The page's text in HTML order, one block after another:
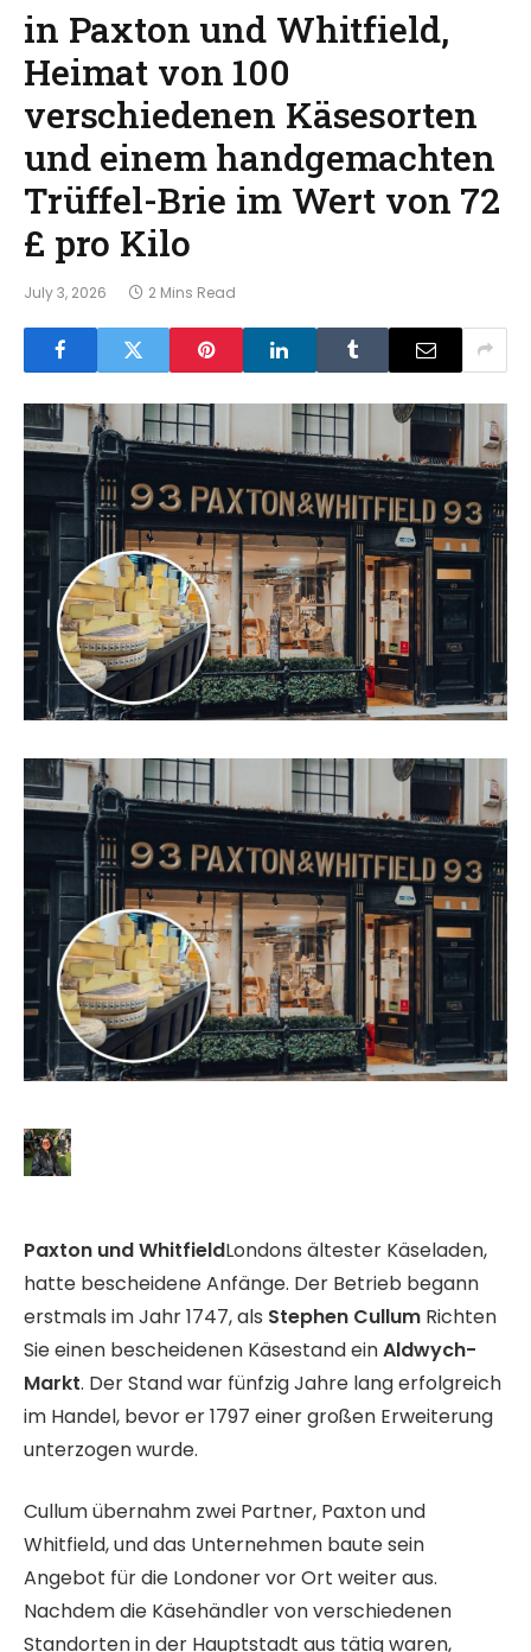
in Paxton und Whitfield,
Heimat von 100
verschiedenen Käsesorten
und einem handgemachten
Trüffel-Brie im Wert von 72
£ pro Kilo
July 3, 2026 2 Mins Read
Paxton und WhitfieldLondons ältester Käseladen,
hatte bescheidene Anfänge. Der Betrieb begann
erstmals im Jahr 1747, als Stephen Cullum Richten
Sie einen bescheidenen Käsestand einAldwych-
Markt. Der Stand war fünfzig Jahre lang erfolgreich
im Handel, bevor er 1797 einer großen Erweiterung
unterzogen wurde.
Cullum übernahm zwei Partner, Paxton und
Whitfield, und das Unternehmen baute sein
Angebot für die Londoner vor Ort weiter aus.
Nachdem die Käsehändler von verschiedenen
Standorten in der Hauptstadt aus tätig waren,